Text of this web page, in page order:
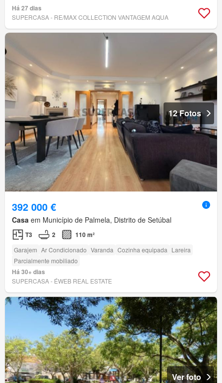
Há 27 dias
SUPERCASA - RE/MAX COLLECTION VANTAGEM AQUA
12 Fotos
392 000 €
Casa em Município de Palmela, Distrito de Setúbal
T3 2 110 m²
Garajem Ar Condicionado Varanda Cozinha equipada Lareira
Parcialmente mobiliado
Há 30+ dias
SUPERCASA - ÉWEB REAL ESTATE
Ver foto